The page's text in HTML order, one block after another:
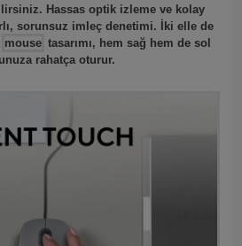
Hassas optik izleme ve kolay
sorunsuz imleç denetimi. İki elle de
mouse tasarımı, hem sağ hem de sol
rahatça oturur.